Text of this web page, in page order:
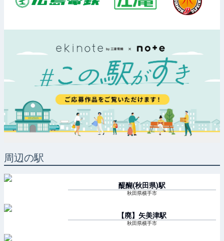
周辺の駅
醍醐(秋田県)駅
秋田県横手市
【廃】矢美津駅
秋田県横手市